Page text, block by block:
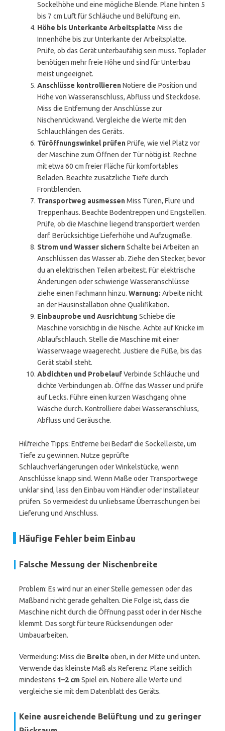
Sockelhöhe und eine mögliche Blende. Plane hinten 5
bis 7 cm Luft für Schläuche und Belüftung ein.
Höhe bis Unterkante Arbeitsplatte Miss die
Innenhöhe bis zur Unterkante der Arbeitsplatte.
Prüfe, ob das Gerät unterbaufähig sein muss. Toplader
benötigen mehr freie Höhe und sind für Unterbau
meist ungeeignet.
Anschlüsse kontrollierenNotiere die Position und
Höhe von Wasseranschluss, Abfluss und Steckdose.
Miss die Entfernung der Anschlüsse zur
Nischenrückwand. Vergleiche die Werte mit den
Schlauchlängen des Geräts.
Türöffnungswinkel prüfenPrüfe, wie viel Platz vor
der Maschine zum Öffnen der Tür nötig ist. Rechne
mit etwa 60 cm freier Fläche für komfortables
Beladen. Beachte zusätzliche Tiefe durch
Frontblenden.
Transportweg ausmessenMiss Türen, Flure und
Treppenhaus. Beachte Bodentreppen und Engstellen.
Prüfe, ob die Maschine liegend transportiert werden
darf. Berücksichtige Lieferhöhe und Aufzugmaße.
Strom und Wasser sichernSchalte bei Arbeiten an
Anschlüssen das Wasser ab. Ziehe den Stecker, bevor
du an elektrischen Teilen arbeitest. Für elektrische
Änderungen oder schwierige Wasseranschlüsse
ziehe einen Fachmann hinzu. Warnung: Arbeite nicht
an der Hausinstallation ohne Qualifikation.
Einbauprobe und Ausrichtung Schiebe die
Maschine vorsichtig in die Nische. Achte auf Knicke im
Ablaufschlauch. Stelle die Maschine mit einer
Wasserwaage waagerecht. Justiere die Füße, bis das
Gerät stabil steht.
Abdichten und ProbelaufVerbinde Schläuche und
dichte Verbindungen ab. Öffne das Wasser und prüfe
auf Lecks. Führe einen kurzen Waschgang ohne
Wäsche durch. Kontrolliere dabei Wasseranschluss,
Abfluss und Geräusche.
Hilfreiche Tipps: Entferne bei Bedarf die Sockelleiste, um
Tiefe zu gewinnen. Nutze geprüfte
Schlauchverlängerungen oder Winkelstücke, wenn
Anschlüsse knapp sind. Wenn Maße oder Transportwege
unklar sind, lass den Einbau vom Händler oder Installateur
prüfen. So vermeidest du unliebsame Überraschungen bei
Lieferung und Anschluss.
Häufige Fehler beim Einbau
Falsche Messung der Nischenbreite
Problem: Es wird nur an einer Stelle gemessen oder das
Maßband nicht gerade gehalten. Die Folge ist, dass die
Maschine nicht durch die Öffnung passt oder in der Nische
klemmt. Das sorgt für teure Rücksendungen oder
Umbauarbeiten.
Vermeidung: Miss die Breite oben, in der Mitte und unten.
Verwende das kleinste Maß als Referenz. Plane seitlich
mindestens 1–2 cmSpiel ein. Notiere alle Werte und
vergleiche sie mit dem Datenblatt des Geräts.
Keine ausreichende Belüftung und zu geringer